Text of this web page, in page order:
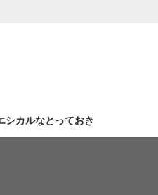
シカルなとっておき